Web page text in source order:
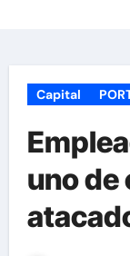
Capital
uno de